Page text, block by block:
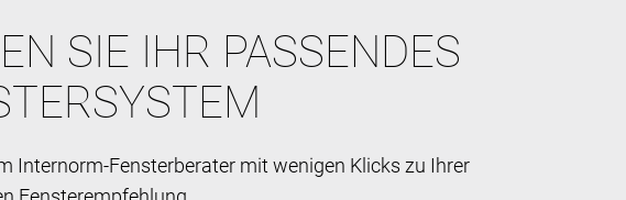
SIE IHR PASSENDES
Internorm-Fensterberater mit wenigen Klicks zu Ihrer